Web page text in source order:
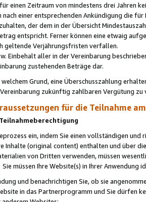
einen Zeitraum von mindestens drei Jahren
nach einer entsprechenden Ankündigung die
der dem in der Übersicht
entspricht. Ferner können eine etwaig
geltende Verjährungsfristen verfallen.
Einbehalt aller in der Vereinbarung
zustehenden Beträge dar.
Grund, eine Überschusszahlung
zukünftig zahlbaren Vergütung zu
für die Teilnahme
ein, indem Sie einen vollständigen
Inhalte (original content) enthalten und über
von Dritten verwenden, müssen
müssen Ihre Website(s) in Ihrer Anwendung
und benachrichtigen Sie, ob sie
in das Partnerprogramm und Sie dürfen